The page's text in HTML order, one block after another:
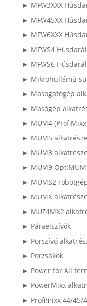
► MFW3XXX
► MFW45XX
► MFW6XXX
► MFWS4
► MFWS6
► Mikrohullámú
► Mosogatógép
► Mosógép
► MUM4
► MUM5
► MUM8
► MUM9
► MUMS2
► MUMX
► MUZ4MX2
► Páraelszívók
► Porszívó
► Porzsákok
► Power for All
► PowerMixx
► Profimixx 44/45/